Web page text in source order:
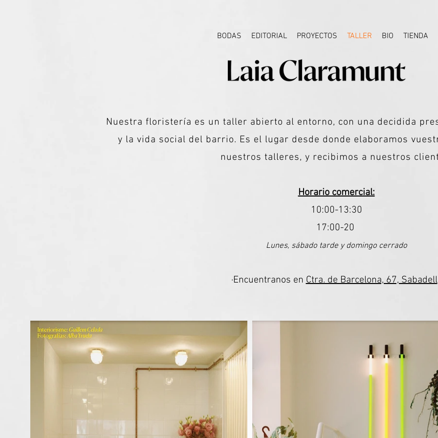
BODAS EDITORIAL PROYECTOS TALLER BIO TIENDA
Nuestra floristería es un taller abierto al entorno, con una decidida
y la vida social del barrio. Es el lugar desde donde elaboramos
nuestros talleres, y recibimos a nuestros
Horario comercial:
10:00-13:30
17:00-20
Lunes, sábado tarde y domingo cerrado
·Encuentranos enCtra. de Barcelona, 67, Sabadell